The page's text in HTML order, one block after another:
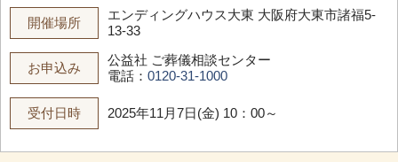
開催場所
エンディングハウス大東 大阪府大東市諸福5-
13-33
お申込み
公益社 ご葬儀相談センター
電話： 0120-31-1000
受付日時 2025年11月7日(金) 10：00～